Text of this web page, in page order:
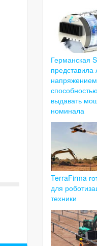
Германская
выдавать
номинала
TerraFirma
для
техники